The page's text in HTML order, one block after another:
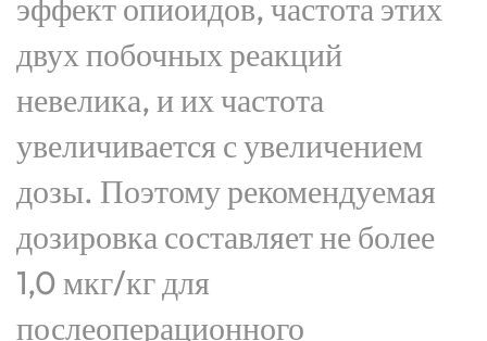
эффект опиоидов, частота этих
двух побочных реакций
невелика, и их частота
увеличивается с увеличением
дозы. Поэтому рекомендуемая
дозировка составляет не более
1,0 мкг/кг для
послеоперационного